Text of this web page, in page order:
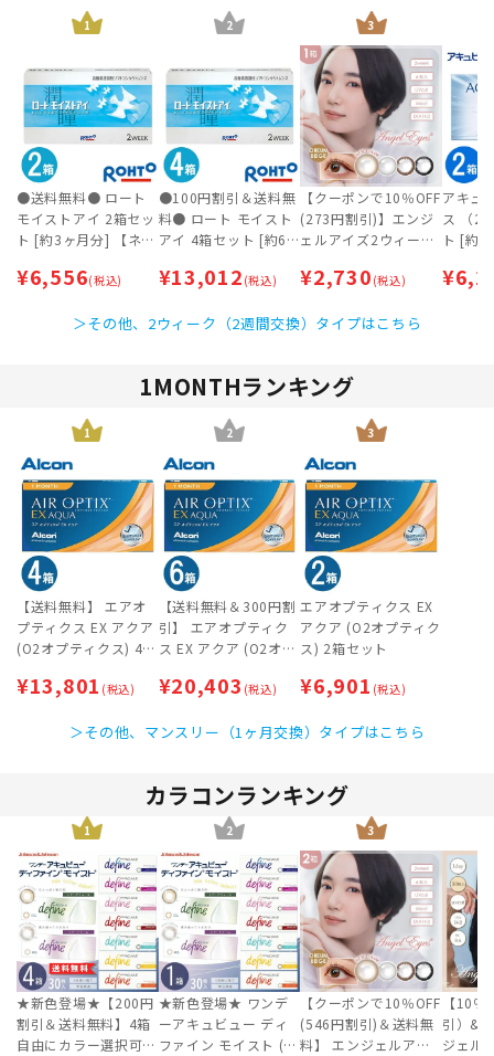
1
●送料無料● ロート
モイストアイ 2箱セッ
ト [約3ヶ月分] 【ネコ
¥6,556(税込)
2
●100円割引＆送料無
料● ロート モイスト
アイ 4箱セット [約6
¥13,012 (税込)
3
【クーポンで10％OFF
(273円割引)】エンジ
ェルアイズ2ウィーク
| 即日発送・最短翌日
用】
¥2,730 (税込)
アキュ
ス （
ト [約3
¥
＞その他、2ウィーク（2週間交換）タイプはこちら
1MONTHランキング
1
【送料無料】 エアオ
プティクス EX アクア
(O2オプティクス) 4箱
¥13,801 (税込)
2
【送料無料＆300円割
引】 エアオプティク
ス EX アクア (O2オプ
¥20,403 (税込)
3
エアオプティクス EX
アクア (O2オプティク
ス) 2箱セット
¥6,901 (税込)
＞その他、マンスリー（1ヶ月交換）タイプはこちら
カラコンランキング
1
★新色登場★【200円
割引＆送料無料】4箱
自由にカラー選択可
2
★新色登場★ ワンデ
ーアキュビュー ディ
ファイン モイスト (3
3
【クーポンで10％OFF
(546円割引)＆送料無
料】 エンジェルアイ
【10
引）&
ジェル